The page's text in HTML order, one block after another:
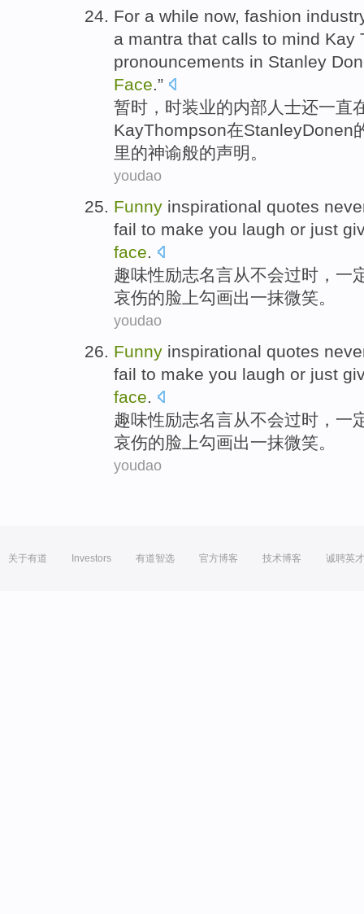
For a while now, fashion
a mantra that calls to mind Kay
pronouncements in Stanley
Face.”
暂时， 时装业的内部人士还一直
KayThompson在StanleyDonen
里的神谕般的声明 。
youdao
Funny inspirational quotes
fail to make you laugh or just
face.
趣味性励志名言从不会过时 ，一
哀伤的脸上勾画出一抹微笑。
youdao
Funny inspirational quotes
fail to make you laugh or just
face.
趣味性励志名言从不会过时 ，一
哀伤的脸上勾画出一抹微笑。
youdao
关于有道 Investors 有道智选 官方博客 技术博客 诚聘英才